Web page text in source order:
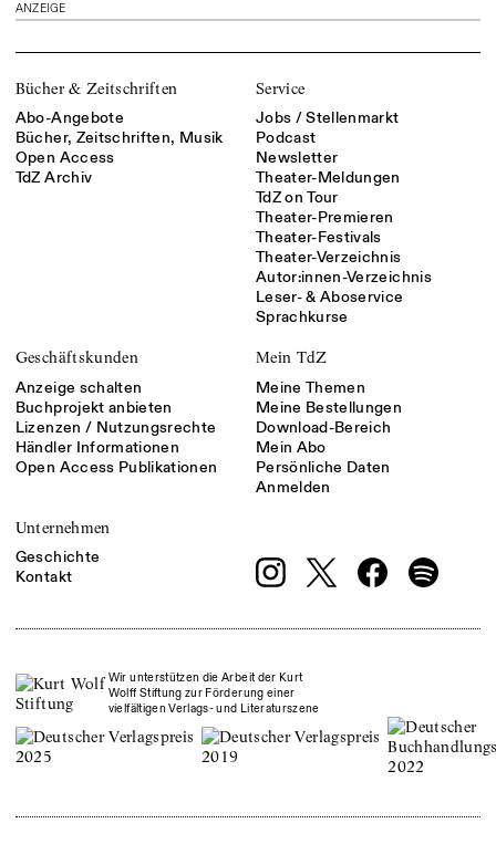
ANZEIGE
Bücher & Zeitschriften
Abo-Angebote
Bücher, Zeitschriften, Musik
Open Access
TdZ Archiv
Service
Jobs / Stellenmarkt
Podcast
Newsletter
Theater-Meldungen
TdZ on Tour
Theater-Premieren
Theater-Festivals
Theater-Verzeichnis
Autor:innen-Verzeichnis
Leser- & Aboservice
Sprachkurse
Geschäftskunden
Anzeige schalten
Buchprojekt anbieten
Lizenzen / Nutzungsrechte
Händler Informationen
Open Access Publikationen
Mein TdZ
Meine Themen
Meine Bestellungen
Download-Bereich
Mein Abo
Persönliche Daten
Anmelden
Unternehmen
Geschichte
Kontakt
Wir unterstützen die Arbeit der Kurt
Wolff Stiftung zur Förderung einer
vielfältigen Verlags- und Literaturszene